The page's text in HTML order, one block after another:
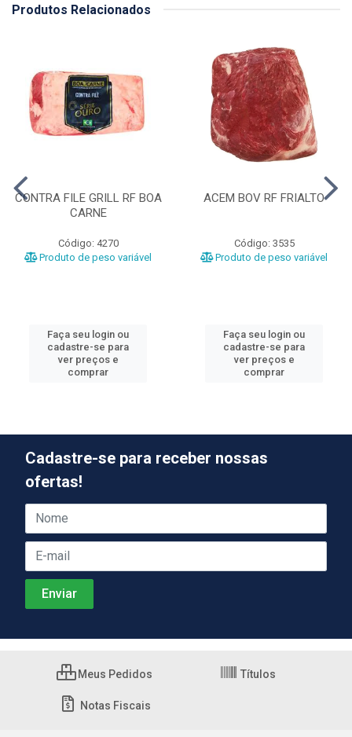
Produtos Relacionados
CONTRA FILE GRILL RF BOA
CARNE
Código: 4270
Produto de peso variável
Faça seu login ou
cadastre-se para
ver preços e
comprar
ACEM BOV RF FRIALTO
Código: 3535
Produto de peso variável
Faça seu login ou
cadastre-se para
ver preços e
comprar
Cadastre-se para receber nossas
ofertas!
Meus Pedidos Títulos
Notas Fiscais